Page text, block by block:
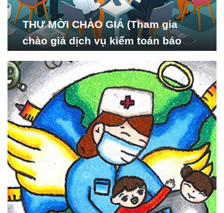
THƯ MỜI CHÀO GIÁ (Tham gia
chào giá dịch vụ kiểm toán báo
Nghiên cứu Phát triển Xã
hội_ISDS)